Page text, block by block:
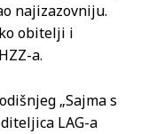
najizazovniju.
obitelji i
a.
„Sajma s
LAG-a